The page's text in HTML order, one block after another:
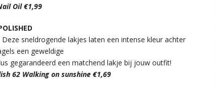
Oil €1,99
sneldrogende lakjes laten een intense kleur achter
een geweldige
gegarandeerd een matchend lakje bij jouw outfit!
62 Walking on sunshine €1,69